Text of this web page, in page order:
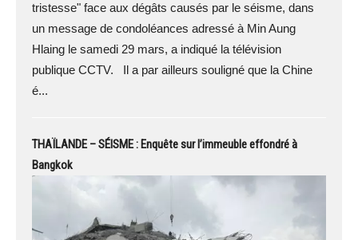
tristesse" face aux dégâts causés par le séisme, dans
un message de condoléances adressé à Min Aung
Hlaing le samedi 29 mars, a indiqué la télévision
publique CCTV. Il a par ailleurs souligné que la Chine
é...
THAÏLANDE – SÉISME : Enquête sur l’immeuble effondré à
Bangkok